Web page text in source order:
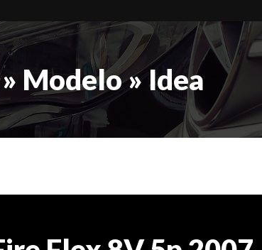
» Modelo » Idea